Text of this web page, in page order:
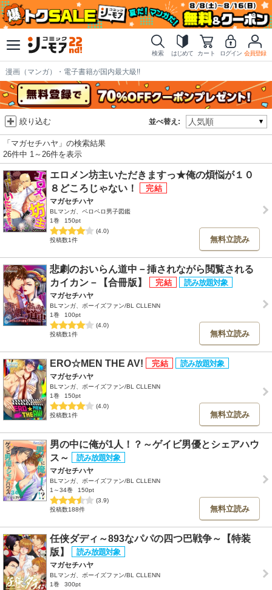
検索 はじめて カート ログイン 会員登録
漫画（マンガ）・電子書籍が国内最大級!!
並べ替え:
絞り込む
「マガセチハヤ」の検索結果
26件中 1～26件を表示
エロメン坊主いただきますっ★俺の煩悩が１０
８どころじゃない！
マガセチハヤ
BLマンガ、ペロペロ男子図鑑
1巻
150pt
(4.0)
投稿数1件
無料立読み
悲劇のおいらん道中－挿されながら閲覧される
カイカン－【合冊版】
マガセチハヤ
BLマンガ、ボーイズファン/BL CLLENN
1巻
100pt
(4.0)
投稿数1件
無料立読み
ERO☆MEN THE AV!
マガセチハヤ
BLマンガ、ボーイズファン/BL CLLENN
1巻
150pt
(4.0)
投稿数1件
無料立読み
男の中に俺が1人！？～ゲイビ男優とシェアハウ
ス～
マガセチハヤ
BLマンガ、ボーイズファン/BL CLLENN
1～34巻
150pt
(3.9)
投稿数188件
無料立読み
任侠ダディ～893なパパの四つ巴戦争～【特装
版】
マガセチハヤ
BLマンガ、ボーイズファン/BL CLLENN
1巻
300pt